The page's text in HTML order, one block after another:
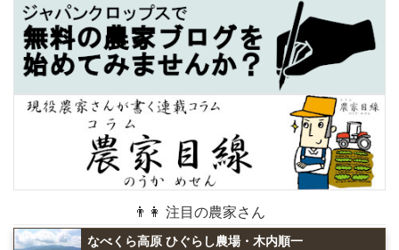
👨👩 注目の農家さん
なべくら高原 ひぐらし農場・木内順一